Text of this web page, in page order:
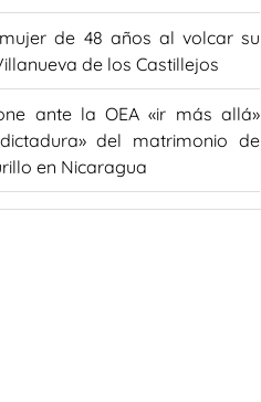
de 48 años al volcar su
de los Castillejos
ante la OEA «ir más allá»
del matrimonio de
en Nicaragua